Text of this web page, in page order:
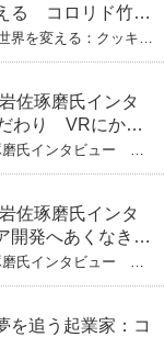
る コロリド竹内
込めた「誰でも
界を変える：クッキー
佐琢磨氏インタ
わり VRにかけ
磨氏インタビュー
佐琢磨氏インタ
発へあくなき挑
磨氏インタビュー
を追う起業家：コ